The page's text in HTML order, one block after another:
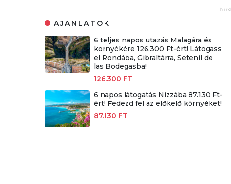
AJÁNLATOK
6 teljes napos utazás Malagára és
környékére 126.300 Ft-ért! Látogass
el Rondába, Gibraltárra, Setenil de
las Bodegasba!
126.300 FT
6 napos látogatás Nizzába 87.130 Ft-
ért! Fedezd fel az előkelő környéket!
87.130 FT